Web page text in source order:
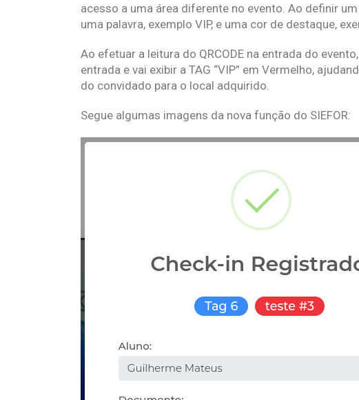
acesso a uma área diferente no evento. Ao definir um
uma palavra, exemplo VIP, e uma cor de destaque,
Ao efetuar a leitura do QRCODE na entrada do
entrada e vai exibir a TAG “VIP” em Vermelho,
do convidado para o local adquirido.
Segue algumas imagens da nova função do SIEFOR: